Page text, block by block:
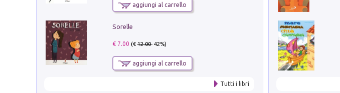
aggiungi al carrello
Sorelle
€ 7.00 (€12.00- 42%)
aggiungi al carrello
Tutti i libri